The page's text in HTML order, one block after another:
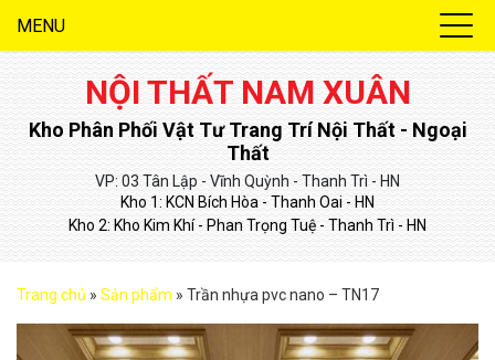
MENU
NỘI THẤT NAM XUÂN
Kho Phân Phối Vật Tư Trang Trí Nội Thất - Ngoại
Thất
VP: 03 Tân Lập - Vĩnh Quỳnh - Thanh Trì - HN
Kho 1: KCN Bích Hòa - Thanh Oai - HN
Kho 2: Kho Kim Khí - Phan Trọng Tuệ - Thanh Trì - HN
Trang chủ » Sản phẩm » Trần nhựa pvc nano – TN17